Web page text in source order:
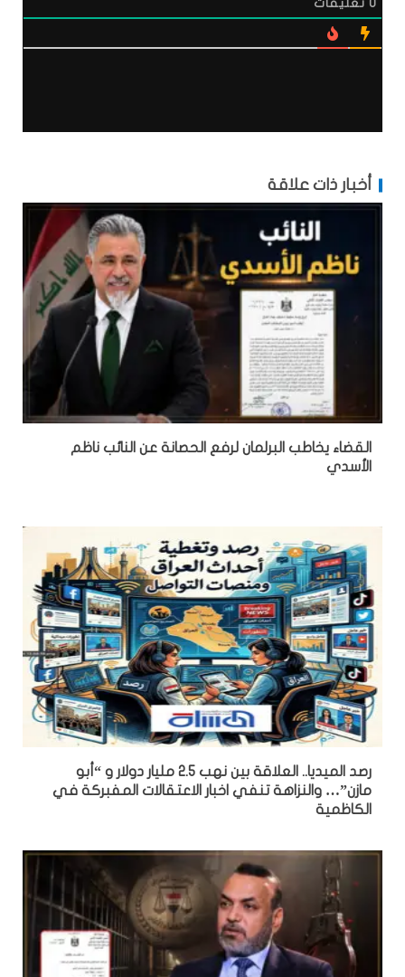
0 تعليقات
أخبار ذات علاقة
القضاء يخاطب البرلمان لرفع الحصانة عن النائب ناظم
الأسدي
رصد الميديا.. العلاقة بين نهب 2.5 مليار دولار و “أبو
مازن”… والنزاهة تنفي اخبار الاعتقالات المفبركة في
الكاظمية